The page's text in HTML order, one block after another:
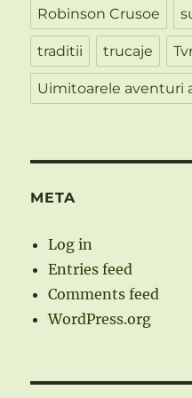
Robinson Crusoe
traditii trucaje
Uimitoarele aventuri
META
Log in
Entries feed
Comments feed
WordPress.org